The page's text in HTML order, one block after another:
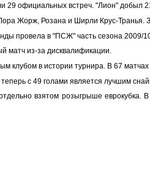
официальных встреч. "Лион" добыл
Жорж, Розана и Ширли Крус-Транья.
провела в "ПСЖ" часть сезона
матч из-за дисквалификации.
клубом в истории турнира. В 67
с 49 голами является лучшим
взятом розыгрыше